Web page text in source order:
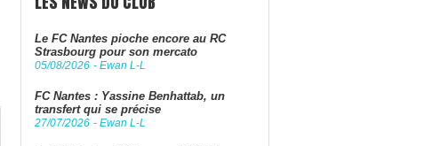
Le FC Nantes pioche encore au RC
Strasbourg pour son mercato
05/08/2026 - Ewan L-L
FC Nantes : Yassine Benhattab, un
transfert qui se précise
27/07/2026 - Ewan L-L